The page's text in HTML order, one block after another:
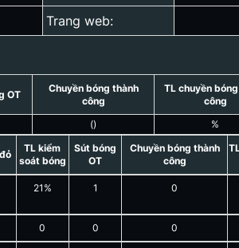
Trang web:
OT
Chuyền bóng thành
công
()
TL chuyền
công
%
TL kiểm
soát bóng
Sút bóng
OT
Chuyền bóng thành
công
21% 1 0
0 0 0